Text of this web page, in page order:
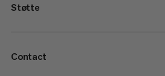
Støtte
Contact